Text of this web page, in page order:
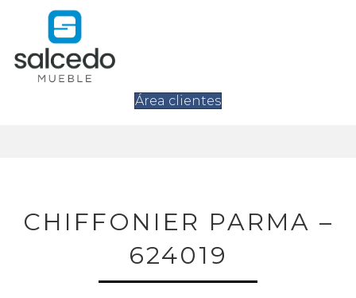
Área clientes
CHIFFONIER PARMA –
624019